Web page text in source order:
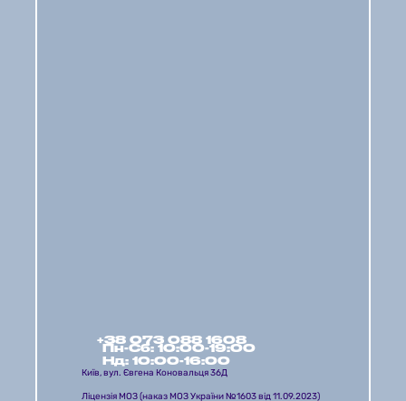
+38 073 088 1608
Пн-Сб: 10:00-19:00
Нд: 10:00-16:00
Київ, вул. Євгена Коновальця 36Д
Ліцензія МОЗ (наказ МОЗ України №1603 від 11.09.2023)